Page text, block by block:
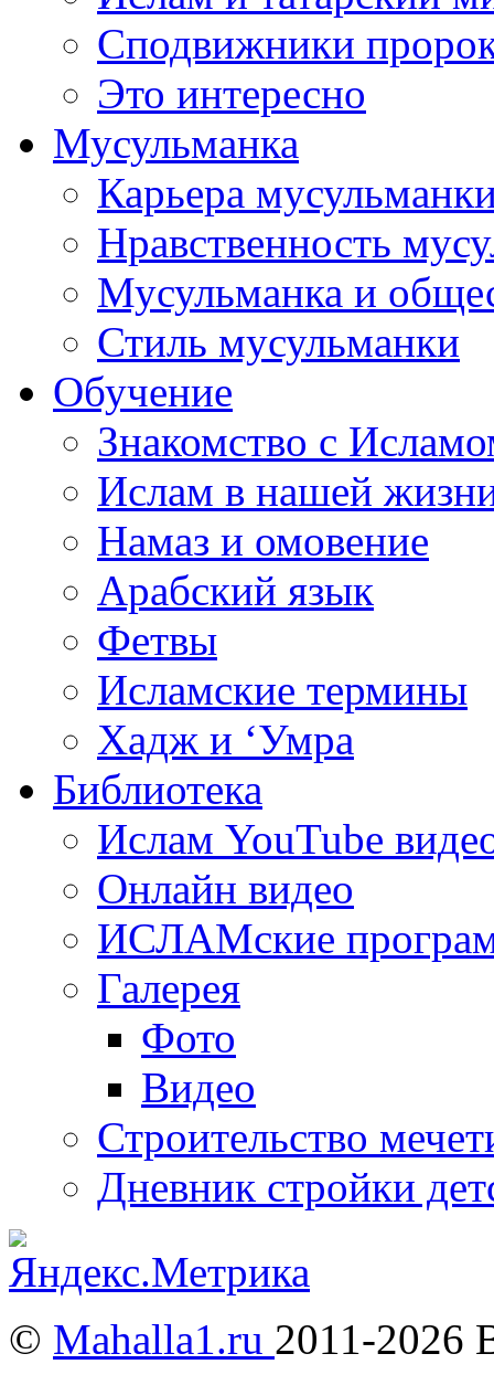
Сподвижники
Это интересно
Мусульманка
Карьера
Нравственность
Мусульманка и
Стиль мусульманки
Обучение
Знакомство с
Ислам в нашей
Намаз и омовение
Арабский язык
Фетвы
Исламские термины
Хадж и ‘Умра
Библиотека
Ислам YouTube
Онлайн видео
ИСЛАМские
Галерея
Фото
Видео
Строительство
Дневник стройки
© Mahalla1.ru 2011-2026